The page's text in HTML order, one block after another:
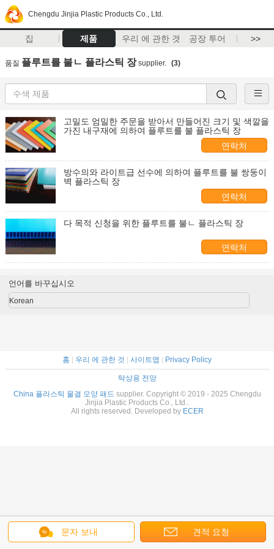
Chengdu Jinjia Plastic Products Co., Ltd.
집 제품 우리 에 관한 것 공장 투어 >>
품질 플루트를 불ㄴ 플라스틱 장supplier. (3)
고밀도 엄밀한 주문을 받아서 만들어진 크기 및 색깔을
가진 내구재에 의하여 플루트를 불 플라스틱 장
연락처
방수의와 라이트급 선수에 의하여 플루트를 불 쌍둥이
벽 플라스틱 장
연락처
다 목적 신청을 위한 플루트를 불ㄴ 플라스틱 장
연락처
문자 보내 견적 요청
언어를 바꾸십시오
Korean
홈 우리 에 관한 것 사이트맵 Privacy Policy
탁상용 전망
China 플라스틱 물결 모양 패드 supplier. Copyright © 2019 - 2025 Chengdu
Jinjia Plastic Products Co., Ltd..
All rights reserved. Developed by ECER